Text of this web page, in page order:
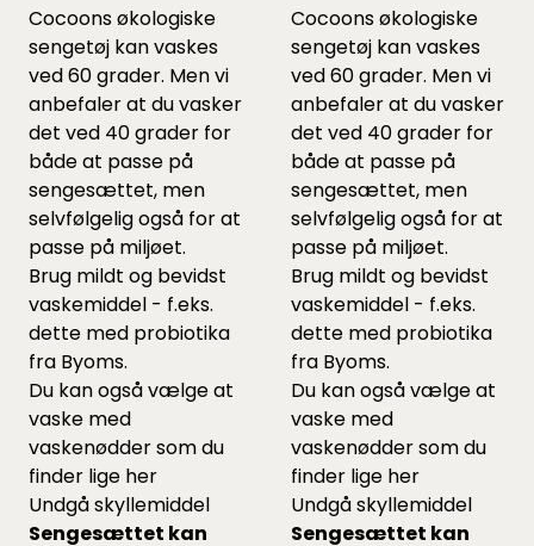
Cocoons økologiske
sengetøj kan vaskes
ved 60 grader. Men vi
anbefaler at du vasker
det ved 40 grader for
både at passe på
sengesættet, men
selvfølgelig også for at
passe på miljøet.
Brug mildt og bevidst
vaskemiddel - f.eks.
dette med probiotika
fra Byoms.
Du kan også vælge at
vaske med
vaskenødder som du
finder lige her
Undgå skyllemiddel
Sengesættet kan
Cocoons økologiske
sengetøj kan vaskes
ved 60 grader. Men vi
anbefaler at du vasker
det ved 40 grader for
både at passe på
sengesættet, men
selvfølgelig også for at
passe på miljøet.
Brug mildt og bevidst
vaskemiddel - f.eks.
dette med probiotika
fra Byoms.
Du kan også vælge at
vaske med
vaskenødder som du
finder lige her
Undgå skyllemiddel
Sengesættet kan